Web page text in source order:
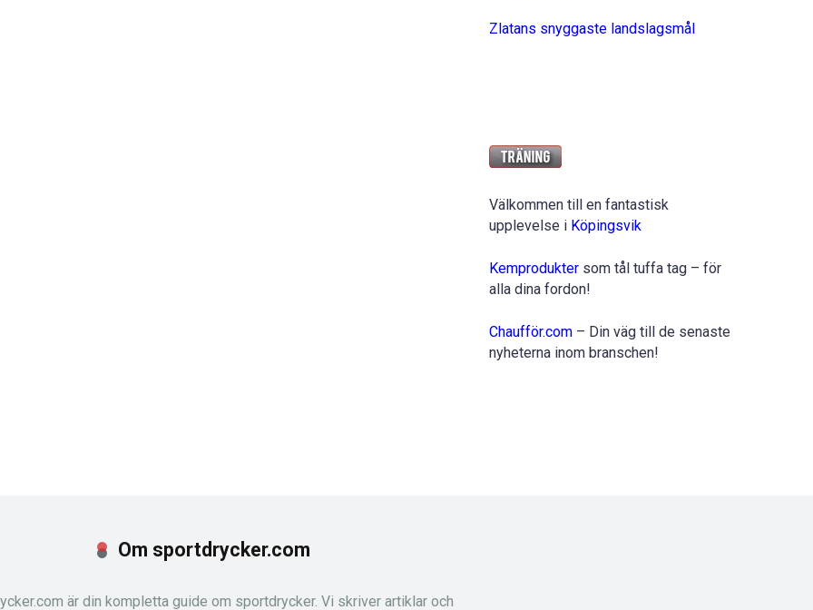
Zlatans snyggaste landslagsmål
Välkommen till en fantastisk
upplevelse i Köpingsvik
Kemprodukter som tål tuffa tag – för
alla dina fordon!
Chaufför.com – Din väg till de senaste
nyheterna inom branschen!
Om sportdrycker.com
är din kompletta guide om sportdrycker. Vi skriver artiklar och